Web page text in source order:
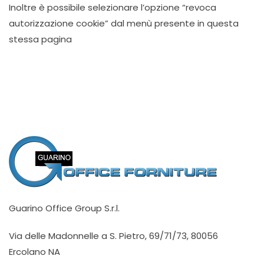
Inoltre è possibile selezionare l’opzione “revoca
autorizzazione cookie” dal menù presente in questa
stessa pagina
Guarino Office Group S.r.l.
Via delle Madonnelle a S. Pietro, 69/71/73, 80056
Ercolano NA